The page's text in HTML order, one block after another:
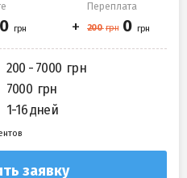
Переплата
200 - 7000
7000
1-16 дней
заявку